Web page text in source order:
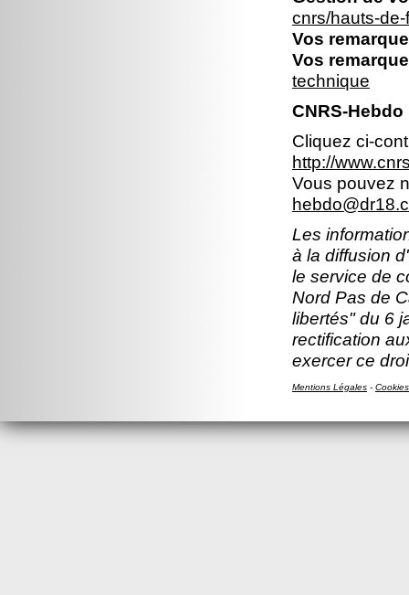
cnrs/hauts-
Vos
Vos
technique
CNRS-
Cliquez ci-
http://
Vous pouvez
Les
à la diffusion
le service de
Nord Pas de
libertés" du 6
rectification
exercer ce
Mentions Légales - Cookies